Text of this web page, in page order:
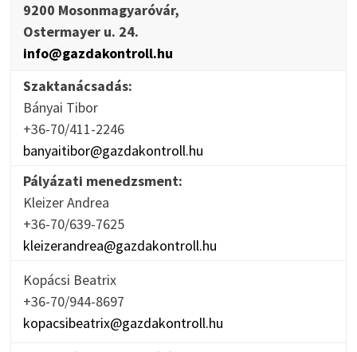
9200 Mosonmagyaróvár,
Ostermayer u. 24.
info@gazdakontroll.hu
Szaktanácsadás:
Bányai Tibor
+36-70/411-2246
banyaitibor@gazdakontroll.hu
Pályázati menedzsment:
Kleizer Andrea
+36-70/639-7625
kleizerandrea@gazdakontroll.hu
Kopácsi Beatrix
+36-70/944-8697
kopacsibeatrix@gazdakontroll.hu